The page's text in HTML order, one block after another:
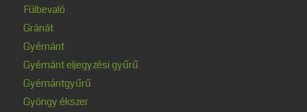
Fülbevaló
Gránát
Gyémánt
Gyémánt eljegyzési gyűrű
Gyémántgyűrű
Gyöngy ékszer